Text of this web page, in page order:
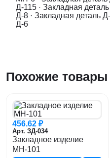
Д-115 · Закладная
Д-8 · Закладная деталь
Д-6
Похожие товары
456.62 ₽
Арт. ЗД-034
Закладное изделие
МН-101